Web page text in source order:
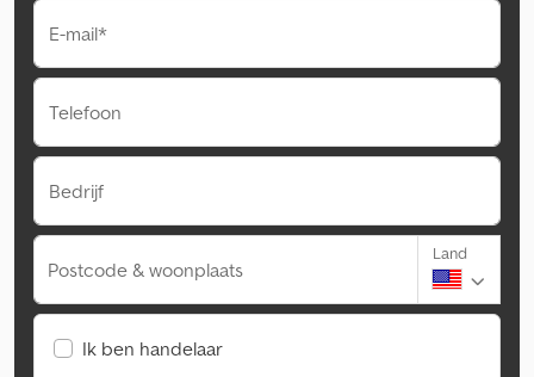
E-mail*
Telefoon
Bedrijf
Postcode & woonplaats
Land
Ik ben handelaar